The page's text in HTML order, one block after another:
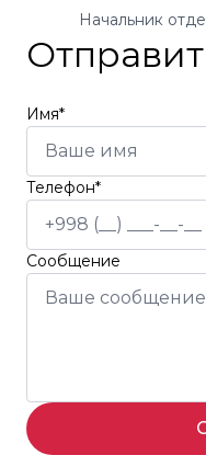
Начальник
Имя*
Телефон*
Сообщение